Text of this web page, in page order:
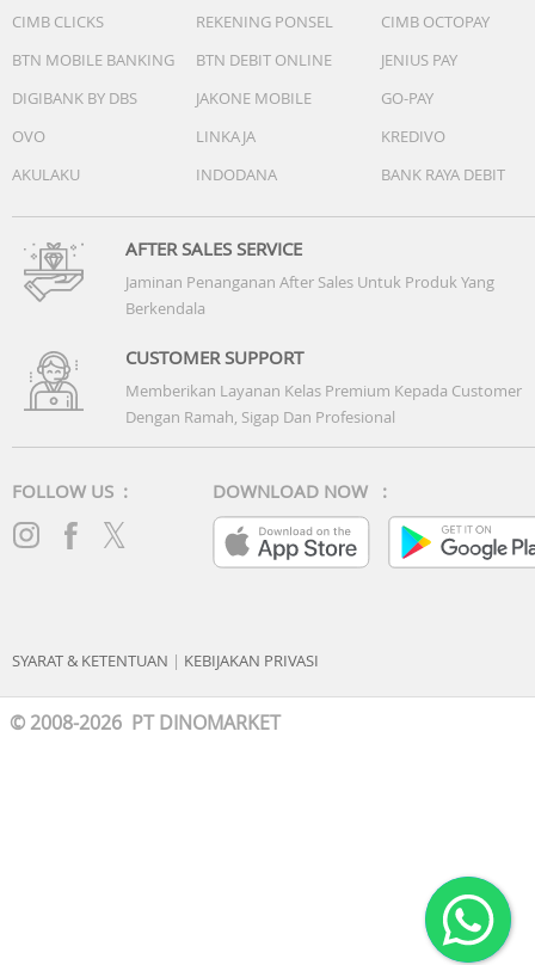
CIMB CLICKS
REKENING PONSEL
CIMB OCTOPAY
BTN MOBILE BANKING
BTN DEBIT ONLINE
JENIUS PAY
DIGIBANK BY DBS
JAKONE MOBILE
GO-PAY
OVO
LINKAJA
KREDIVO
AKULAKU
INDODANA BANK RAYA DEBIT
AFTER SALES SERVICE
Jaminan Penanganan After Sales Untuk Produk Yang
Berkendala
CUSTOMER SUPPORT
Memberikan Layanan Kelas Premium Kepada Customer
Dengan Ramah, Sigap Dan Profesional
FOLLOW US : DOWNLOAD NOW :
SYARAT & KETENTUAN | KEBIJAKAN PRIVASI
© 2008-2026 PT DINOMARKET